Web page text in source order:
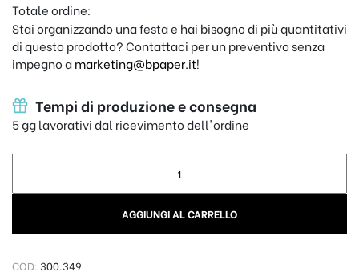
Totale ordine:
Stai organizzando una festa e hai bisogno di più quantitativi
di questo prodotto? Contattaci per un preventivo senza
impegno amarketing@bpaper.it!
Tempi di produzione e consegna
5 gg lavorativi dal ricevimento dell'ordine
AGGIUNGI AL CARRELLO
COD: 300.349